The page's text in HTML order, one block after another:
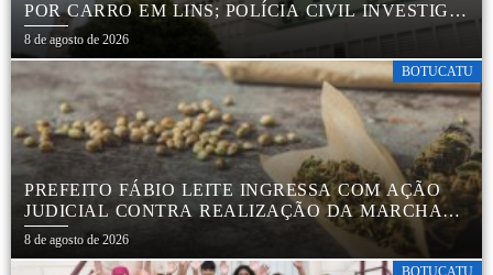
POR CARRO EM LINS; POLÍCIA CIVIL INVESTIGA
ACIDENTE
8 de agosto de 2026
BOTUCATU
PREFEITO FÁBIO LEITE INGRESSA COM AÇÃO
JUDICIAL CONTRA REALIZAÇÃO DA MARCHA
DA MACONHA EM BOTUCATU
8 de agosto de 2026
BOTUCATU